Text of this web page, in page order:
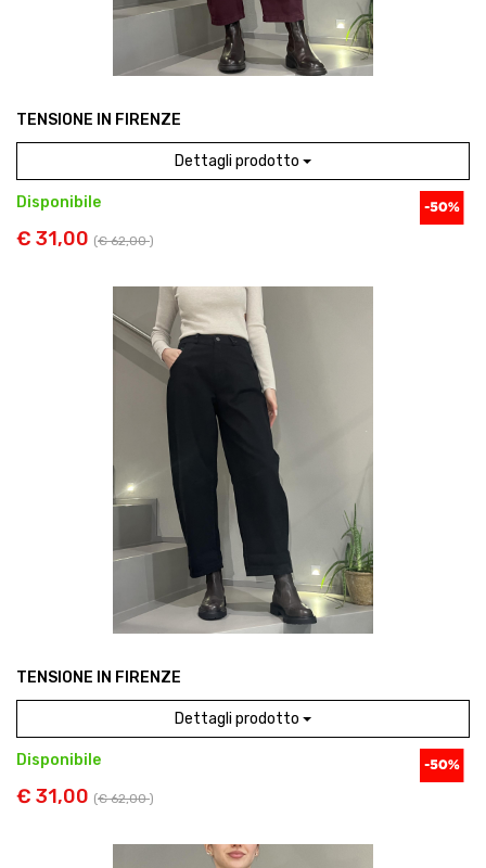
TENSIONE IN FIRENZE
Dettagli prodotto
Disponibile
€ 31,00 (€ 62,00)
TENSIONE IN FIRENZE
Dettagli prodotto
Disponibile
€ 31,00 (€ 62,00)